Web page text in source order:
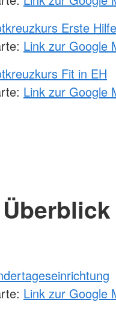
Erste Hilfe
Link zur Google
Fit in EH
Link zur Google
Link zur Google